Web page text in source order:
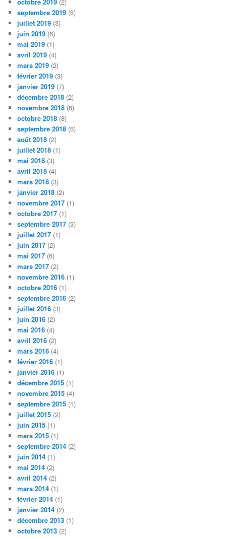
septembre 2019 (8)
juillet 2019 (3)
juin 2019 (6)
mai 2019 (1)
avril 2019 (4)
mars 2019 (2)
février 2019 (3)
janvier 2019 (7)
décembre 2018 (2)
novembre 2018 (6)
octobre 2018 (8)
septembre 2018 (6)
août 2018 (2)
juillet 2018 (1)
mai 2018 (3)
avril 2018 (4)
mars 2018 (3)
janvier 2018 (2)
novembre 2017 (1)
octobre 2017 (1)
septembre 2017 (3)
juillet 2017 (1)
juin 2017 (2)
mai 2017 (6)
mars 2017 (2)
novembre 2016 (1)
octobre 2016 (1)
septembre 2016 (2)
juillet 2016 (3)
juin 2016 (2)
mai 2016 (4)
avril 2016 (2)
mars 2016 (4)
février 2016 (1)
janvier 2016 (1)
décembre 2015 (1)
novembre 2015 (4)
septembre 2015 (1)
juillet 2015 (2)
juin 2015 (1)
mars 2015 (1)
septembre 2014 (2)
juin 2014 (1)
mai 2014 (2)
avril 2014 (2)
mars 2014 (1)
février 2014 (1)
janvier 2014 (2)
décembre 2013 (1)
octobre 2013 (2)